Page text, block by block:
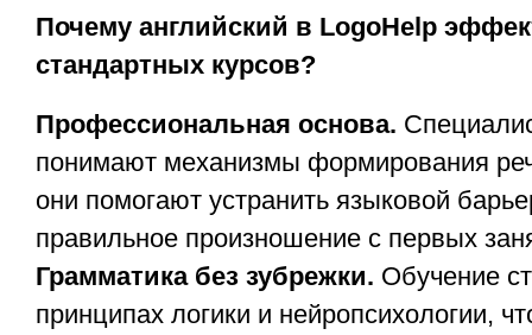
Почему английский в LogoHelp
стандартных курсов?
Профессиональная основа.
понимают механизмы формирования
они помогают устранить языковой
правильное произношение с первых
Грамматика без зубрежки. Обучение
принципах логики и нейропсихологии,